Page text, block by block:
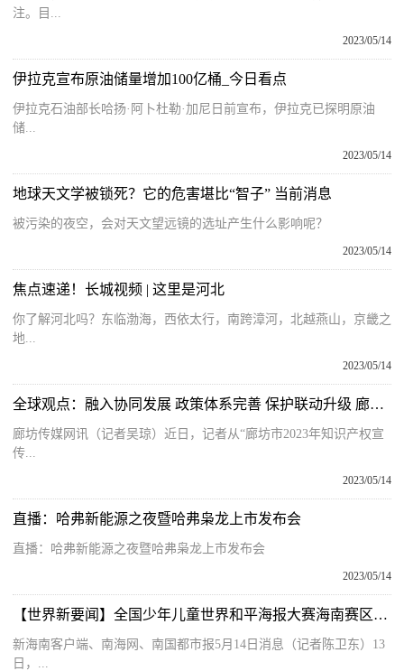
注。目...
2023/05/14
伊拉克宣布原油储量增加100亿桶_今日看点
伊拉克石油部长哈扬·阿卜杜勒·加尼日前宣布，伊拉克已探明原油
储...
2023/05/14
地球天文学被锁死？它的危害堪比“智子” 当前消息
被污染的夜空，会对天文望远镜的选址产生什么影响呢？
2023/05/14
焦点速递！长城视频 | 这里是河北
你了解河北吗？东临渤海，西依太行，南跨漳河，北越燕山，京畿之
地...
2023/05/14
全球观点：融入协同发展 政策体系完善 保护联动升级 廊坊：知识产权强市建设加快推进
廊坊传媒网讯（记者吴琼）近日，记者从“廊坊市2023年知识产权宣
传...
2023/05/14
直播：哈弗新能源之夜暨哈弗枭龙上市发布会
直播：哈弗新能源之夜暨哈弗枭龙上市发布会
2023/05/14
【世界新要闻】全国少年儿童世界和平海报大赛海南赛区颁奖仪式在海口举行
新海南客户端、南海网、南国都市报5月14日消息（记者陈卫东）13
日，...